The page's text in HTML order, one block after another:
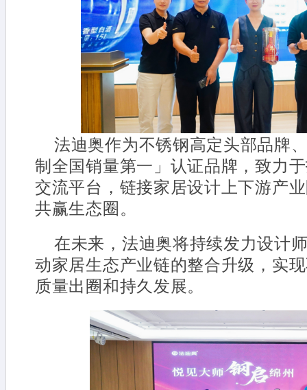
法迪奥作为不锈钢高定头部品牌
制全国销量第一」认证品牌，致力
交流平台，链接家居设计上下游产
共赢生态圈。
在未来，法迪奥将持续发力设计
动家居生态产业链的整合升级，实
质量出圈和持久发展。